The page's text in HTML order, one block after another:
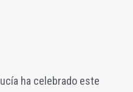
ha celebrado este